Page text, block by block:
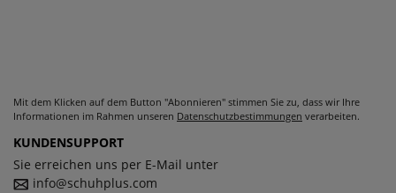
Mit dem Klicken auf dem Button "Abonnieren" stimmen Sie zu, dass wir Ihre
Informationen im Rahmen unseren Datenschutzbestimmungen verarbeiten.
KUNDENSUPPORT
Sie erreichen uns per E-Mail unter
info@schuhplus.com